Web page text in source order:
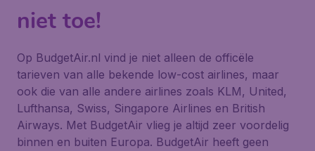
niet toe!
Op BudgetAir.nl vind je niet alleen de officële
tarieven van alle bekende low-cost airlines, maar
ook die van alle andere airlines zoals KLM, United,
Lufthansa, Swiss, Singapore Airlines en British
Airways. Met BudgetAir vlieg je altijd zeer voordelig
binnen en buiten Europa. BudgetAir heeft geen